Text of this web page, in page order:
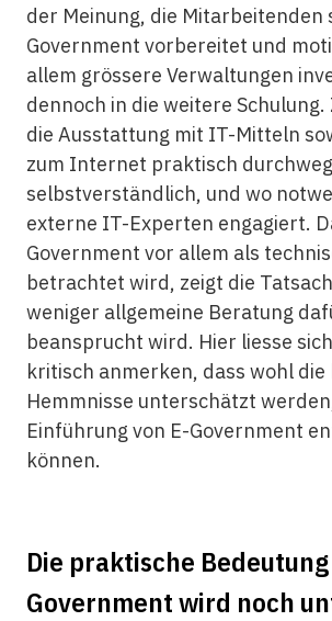
der Meinung, die Mitarbeitenden
Government vorbereitet und
allem grössere Verwaltungen
dennoch in die weitere Schulung.
die Ausstattung mit IT-Mitteln
zum Internet praktisch
selbstverständlich, und wo
externe IT-Experten engagiert.
Government vor allem als
betrachtet wird, zeigt die
weniger allgemeine Beratung
beansprucht wird. Hier liesse
kritisch anmerken, dass wohl
Hemmnisse unterschätzt
Einführung von E-Government
können.
Die praktische
Government wird noch